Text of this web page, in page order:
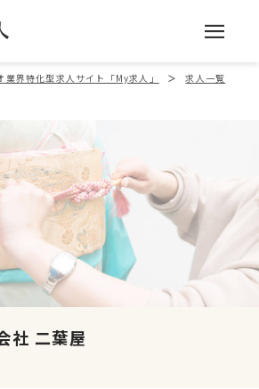
界特化型求人サイト「My求人」 ＞
求人一覧
社 二葉屋